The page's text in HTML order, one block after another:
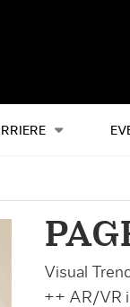
Alles
Visual
++ AR/VR